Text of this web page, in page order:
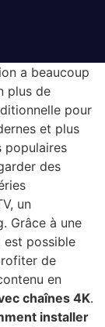
a beaucoup
plus de
pour
et plus
populaires
des
un
Grâce à une
est possible
de
en
chaînes 4K.
installer